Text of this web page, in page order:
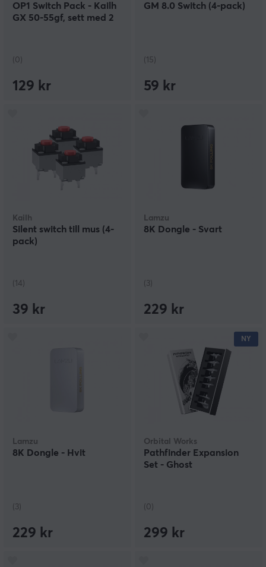
OP1 Switch Pack - Kailh
GX 50-55gf, sett med 2
(0)
129 kr
GM 8.0 Switch (4-pack)
(15)
59 kr
Kailh
Silent switch till mus (4-
pack)
(14)
39 kr
Lamzu
8K Dongle - Svart
(3)
229 kr
Lamzu
8K Dongle - Hvit
(3)
229 kr
NY
Orbital Works
Pathfinder Expansion
Set - Ghost
(0)
299 kr